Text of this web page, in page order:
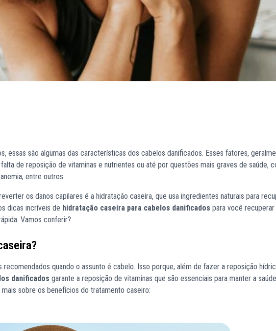
essas são algumas das características dos cabelos danificados. Esses fatores,
de reposição de vitaminas e nutrientes ou até por questões mais graves de saúde,
entre outros.
os danos capilares é a hidratação caseira, que usa ingredientes naturais para
dicas incríveis de hidratação caseira para cabelos danificados para você recuperar
Vamos conferir?
quando o assunto é cabelo. Isso porque, além de fazer a reposição
danificados garante a reposição de vitaminas que são essenciais para manter a
sobre os benefícios do tratamento caseiro: